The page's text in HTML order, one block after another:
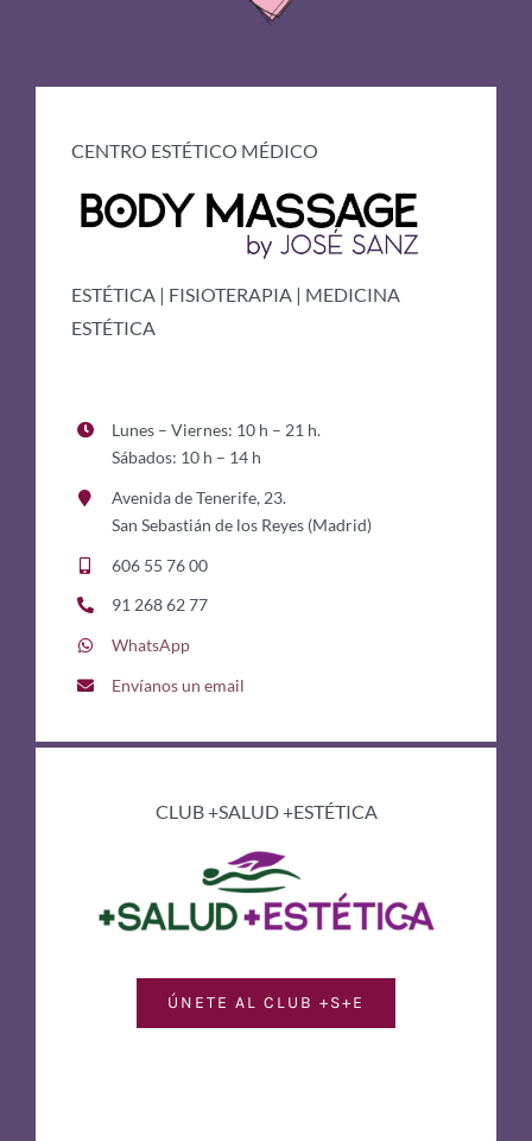
CENTRO ESTÉTICO MÉDICO
ESTÉTICA | FISIOTERAPIA | MEDICINA
ESTÉTICA
Lunes – Viernes: 10 h – 21 h.
Sábados: 10 h – 14 h
Avenida de Tenerife, 23.
San Sebastián de los Reyes (Madrid)
606 55 76 00
91 268 62 77
WhatsApp
Envíanos un email
CLUB +SALUD +ESTÉTICA
ÚNETE AL CLUB +S+E